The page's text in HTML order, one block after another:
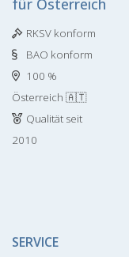
für Österreich
RKSV konform
BAO konform
100 %
Österreich 🇦🇹
Qualität seit
2010
SERVICE